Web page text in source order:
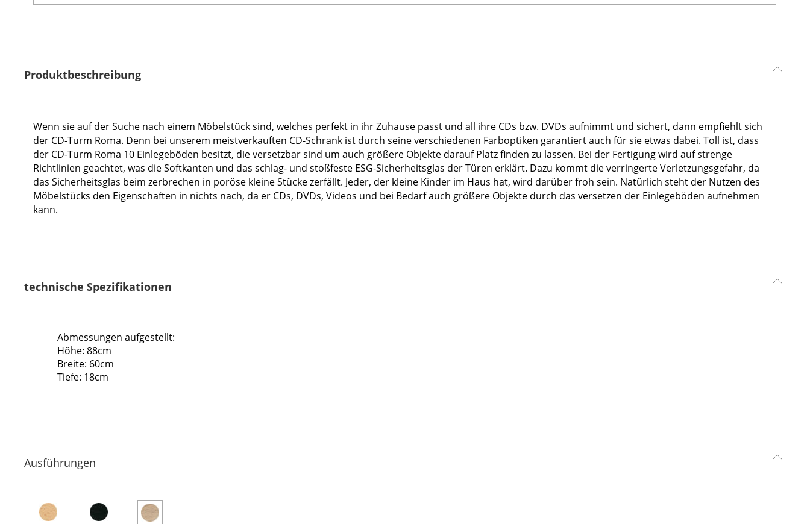
Produktbeschreibung
Wenn sie auf der Suche nach einem Möbelstück sind, welches perfekt in ihr Zuhause passt und all ihre CDs bzw. DVDs aufnimmt und sichert, dann empfiehlt sich
der CD-Turm Roma. Denn bei unserem meistverkauften CD-Schrank ist durch seine verschiedenen Farboptiken garantiert auch für sie etwas dabei. Toll ist, dass
der CD-Turm Roma 10 Einlegeböden besitzt, die versetzbar sind um auch größere Objekte darauf Platz finden zu lassen. Bei der Fertigung wird auf strenge
Richtlinien geachtet, was die Softkanten und das schlag- und stoßfeste ESG-Sicherheitsglas der Türen erklärt. Dazu kommt die verringerte Verletzungsgefahr, da
das Sicherheitsglas beim zerbrechen in poröse kleine Stücke zerfällt. Jeder, der kleine Kinder im Haus hat, wird darüber froh sein. Natürlich steht der Nutzen des
Möbelstücks den Eigenschaften in nichts nach, da er CDs, DVDs, Videos und bei Bedarf auch größere Objekte durch das versetzen der Einlegeböden aufnehmen
kann.
technische Spezifikationen
Abmessungen aufgestellt:
Höhe: 88cm
Breite: 60cm
Tiefe: 18cm
Ausführungen